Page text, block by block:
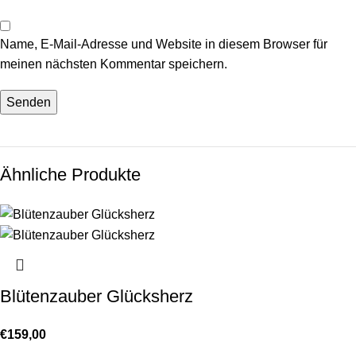
Name, E-Mail-Adresse und Website in diesem Browser für
meinen nächsten Kommentar speichern.
Ähnliche Produkte
Blütenzauber Glücksherz
€159,00